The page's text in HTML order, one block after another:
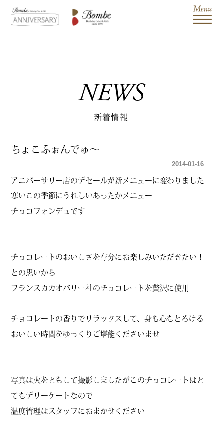
NEWS
新着情報
ちょこふぉんでゅ～
2014-01-16
アニバーサリー店のデセールが新メニューに変わりました
寒いこの季節にうれしいあったかメニュー
チョコフォンデュです
チョコレートのおいしさを存分にお楽しみいただきたい！
との思いから
フランスカカオバリー社のチョコレートを贅沢に使用
チョコレートの香りでリラックスして、身も心もとろける
おいしい時間をゆっくりご堪能くださいませ
写真は火をともして撮影しましたがこのチョコレートはと
てもデリーケートなので
温度管理はスタッフにおまかせください